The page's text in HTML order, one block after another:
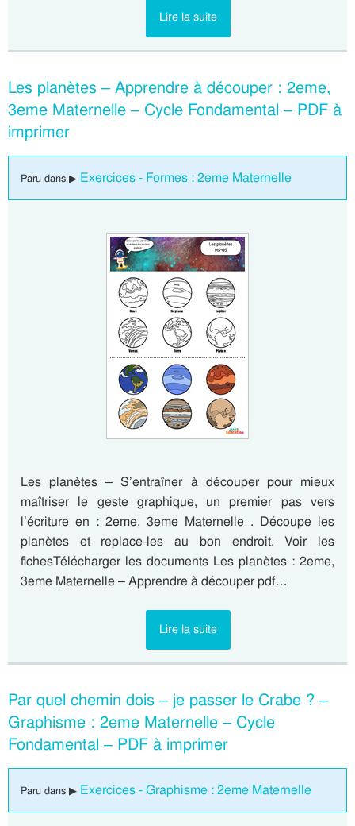
Lire la suite
Les planètes – Apprendre à découper : 2eme,
3eme Maternelle – Cycle Fondamental – PDF à
imprimer
Paru dans ▶ Exercices - Formes : 2eme Maternelle
Les planètes – S’entraîner à découper pour mieux
maîtriser le geste graphique, un premier pas vers
l’écriture en : 2eme, 3eme Maternelle . Découpe les
planètes et replace-les au bon endroit. Voir les
fichesTélécharger les documents Les planètes : 2eme,
3eme Maternelle – Apprendre à découper pdf…
Lire la suite
Par quel chemin dois – je passer le Crabe ? –
Graphisme : 2eme Maternelle – Cycle
Fondamental – PDF à imprimer
Paru dans ▶ Exercices - Graphisme : 2eme Maternelle